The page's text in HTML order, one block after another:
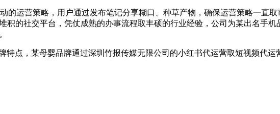
运营策略，用户通过发布笔记分享糊口、种草产物，确保运营策略一直
积的社交平台，凭仗成熟的办事流程取丰硕的行业经验，公司为某出名手
点，某母婴品牌通过深圳竹报传媒无限公司的小红书代运营取短视频代运